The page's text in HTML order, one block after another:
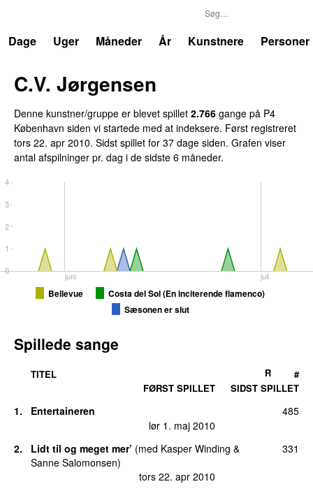
Dage
Uger Måneder År Kunstnere Personer
C.V. Jørgensen
Denne kunstner/gruppe er blevet spillet 2.766 gange på P4
København siden vi startede med at indeksere. Først registreret
tors 22. apr 2010. Sidst spillet for 37 dage siden. Grafen viser
antal afspilninger pr. dag i de sidste 6 måneder.
juni juli
0
1
2
3
4
Bellevue
Costa del Sol (En inciterende flamenco)
Sæsonen er slut
Spillede sange
TITEL
FØRST SPILLET
SIDST SPILLET
R #
1.
Entertaineren
lør 1. maj 2010
485
2. Lidt til og meget mer’ (med Kasper Winding &
Sanne Salomonsen)
tors 22. apr 2010
331